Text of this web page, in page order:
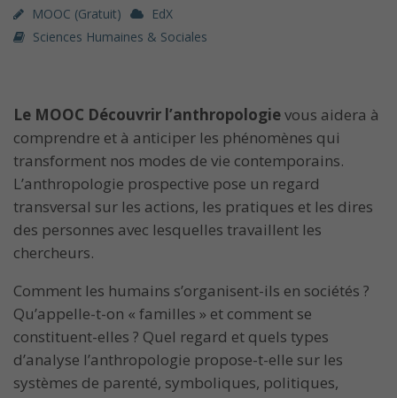
MOOC (gratuit)
EdX
Sciences Humaines & Sociales
Le MOOC Découvrir l’anthropologievous aidera à
comprendre et à anticiper les phénomènes qui
transforment nos modes de vie contemporains.
L’anthropologie prospective pose un regard
transversal sur les actions, les pratiques et les dires
des personnes avec lesquelles travaillent les
chercheurs.
Comment les humains s’organisent-ils en sociétés ?
Qu’appelle-t-on « familles » et comment se
constituent-elles ? Quel regard et quels types
d’analyse l’anthropologie propose-t-elle sur les
systèmes de parenté, symboliques, politiques,